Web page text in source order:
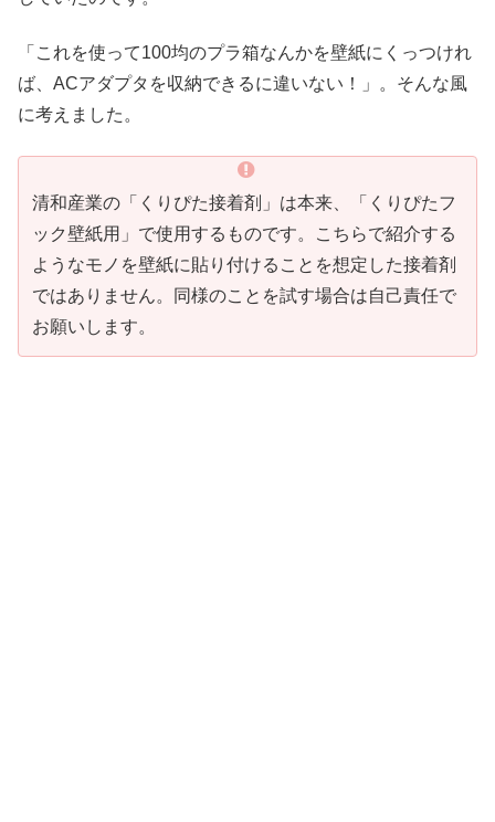
「これを使って100均のプラ箱なんかを壁紙にくっつけれ
ば、ACアダプタを収納できるに違いない！」。そんな風
に考えました。
清和産業の「くりぴた接着剤」は本来、「くりぴたフ
ック壁紙用」で使用するものです。こちらで紹介する
ようなモノを壁紙に貼り付けることを想定した接着剤
ではありません。同様のことを試す場合は自己責任で
お願いします。